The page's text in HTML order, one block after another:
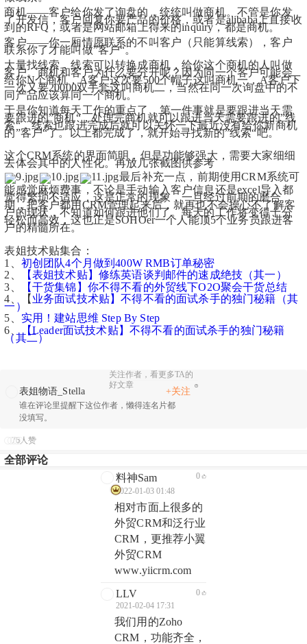
商机——客户给你发了询盘的，统统叫做商机。不管是你发
了开发信，客户回复你要产品的价格，或者是alibaba上直接收
到的RFQ，或者是网站邮箱上得来的inquiry，都是商机。
客户——你一厢情愿联系的不叫客户（只能算线索），客户
联系你了才能叫做”客户“。
大量找线索，线索可以转换成商机，给你这个商机的人叫做
客户。商机和客户为什么要分开呢？因为同一个客户可能会
给你N个商机，A客户这次要500个帽子这叫商机一，A客户下
一次又要20000双手套这叫商机二，当然在同一次询盘中的不
同产品应该算同一个商机。
于是你知道每天工作的重点了，第一件事就是要跟进当天需
要跟进的”商机“，处理完商机就可以跟进当天需要跟进的”线
索“，线索也跟进完成后就可以关怀一下最近没有给你新商机
的”客户“了。以上都完成了，就开始寻找新的”线索“吧。
这个CRM系统的界面简明，但是功能够强大，需要大家细细
去体会其中的人性化。再放几张截图供参考
最后补充一点，前期使用CRM系统可
能感觉麻烦费事，不论是手动输入客户信息还是excel导入都
觉得繁琐不适应，这是正常的现象，一旦经过前期的磨合
期，把客户都用CRM管理起来后，就再也不会操心不了解客
户的现状，不知道如何跟进他们了。每天的工作将变得十分
轻松而高效，这也正是SOHOer一个人能顶5个业务员跟进客
户的精髓所在。
表姐技术贴集合：
1、 初创团队4个月做到400W RMB订单秘密
2、
【表姐技术贴】修练英语谈判邮件的速成绝技（其一）
3、
【干货集锦】你不得不看的外贸线下O2O聚会干货总结
4、【 业务面试技术贴】不得不看的面试杀手的独门秘籍（其
一）
5、 实用！建站思维 Step By Step
6、 【Leader面试技术贴】不得不看的面试杀手的独门秘籍
（其二）
关注作者，看更多TA的
好文章
表姐物语_Stella
谁在评论里提醒下这位作者，懒得连名片都
没填写。
+关注
76人赞
全部评论
料神Sam
2022-01-03 01:48
0
相对市面上很多的
外贸CRM和泛行业
CRM，更推荐小翼
外贸CRM
www.yiicrm.com
LLV
2021-02-04 17:31
0
我们用的Zoho
CRM，功能齐全，